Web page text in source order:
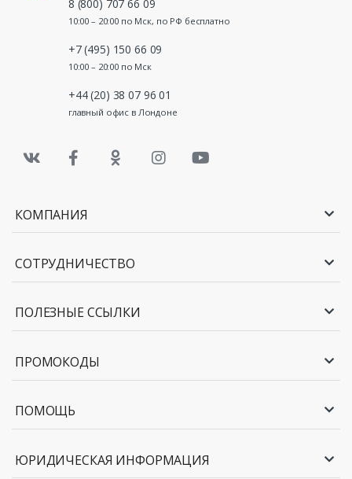
8 (800) 707 66 09
10:00 – 20:00 по Мск, по РФ бесплатно
+7 (495) 150 66 09
10:00 – 20:00 по Мск
+44 (20) 38 07 96 01
главный офис в Лондоне
КОМПАНИЯ
СОТРУДНИЧЕСТВО
ПОЛЕЗНЫЕ ССЫЛКИ
ПРОМОКОДЫ
ПОМОЩЬ
ЮРИДИЧЕСКАЯ ИНФОРМАЦИЯ